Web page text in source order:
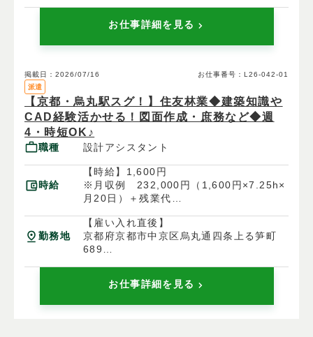
お仕事詳細を見る
掲載日：2026/07/16
お仕事番号：L26-042-01
派遣
【京都・烏丸駅スグ！】住友林業◆建築知識や
CAD経験活かせる！図面作成・庶務など◆週
4・時短OK♪
職種 設計アシスタント
時給
【時給】1,600円
※月収例 232,000円（1,600円×7.25h×
月20日）＋残業代
勤務地
【雇い入れ直後】
京都府京都市中京区烏丸通四条上る笋町
689
お仕事詳細を見る